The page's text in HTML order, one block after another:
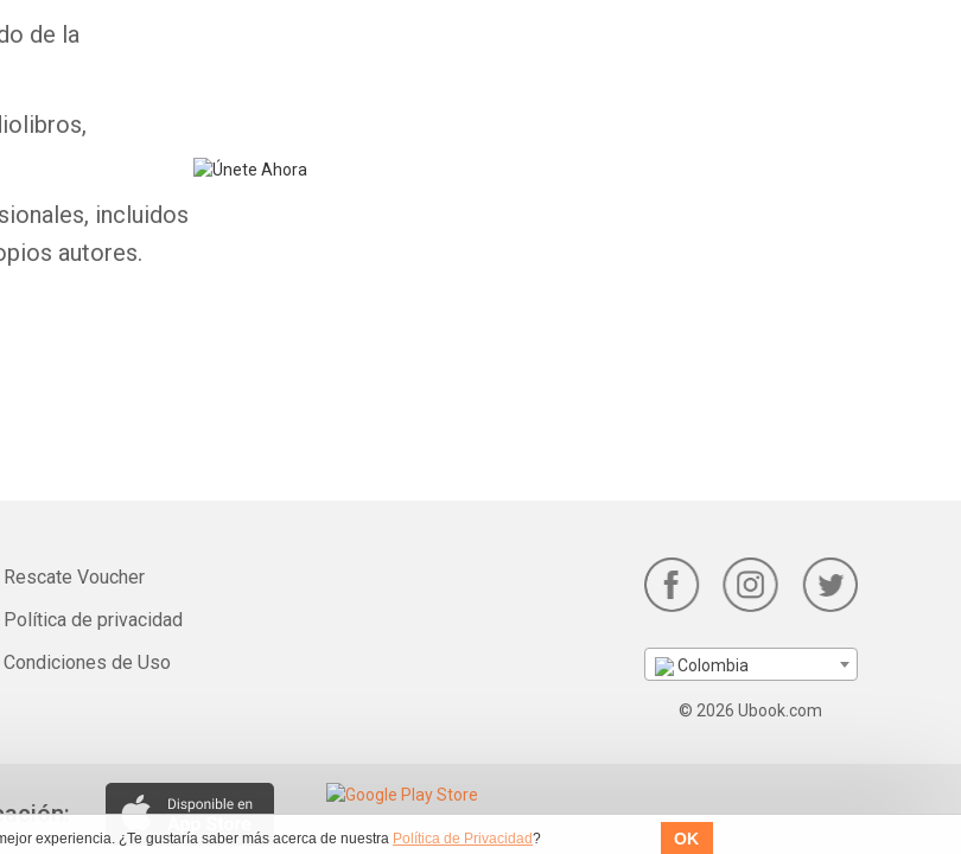
experiencia. ¿Te gustaría saber más acerca de nuestra Política de Privacidad? OK
de la
incluidos
autores.
Rescate Voucher
Política de privacidad
Condiciones de Uso
Colombia
© 2026 Ubook.com